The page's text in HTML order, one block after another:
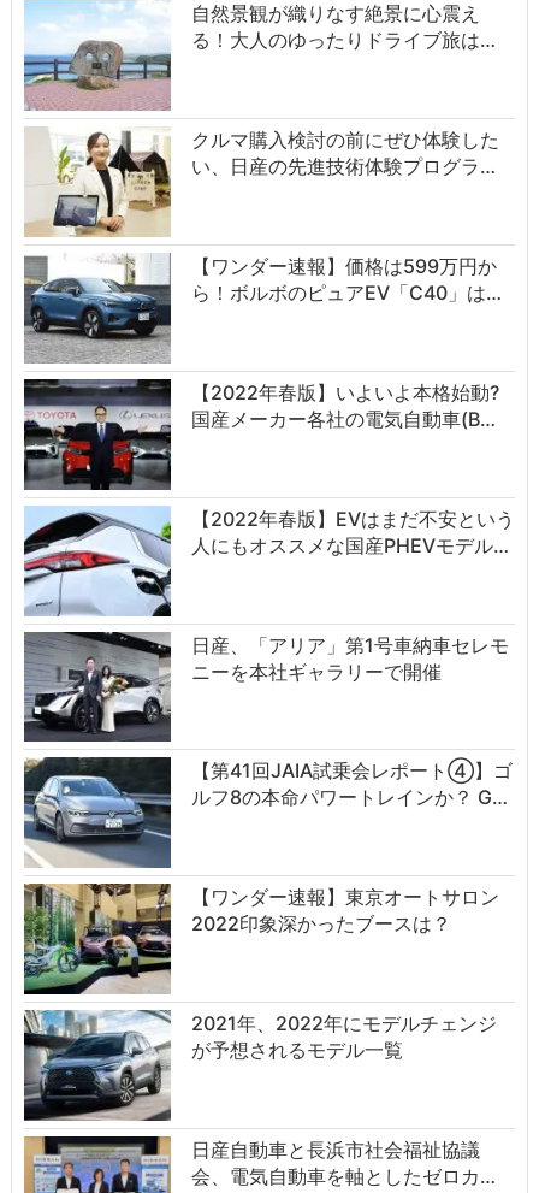
自然景観が織りなす絶景に心震え
る！大人のゆったりドライブ旅は…
クルマ購入検討の前にぜひ体験した
い、日産の先進技術体験プログラ…
【ワンダー速報】価格は599万円か
ら！ボルボのピュアEV「C40」は…
【2022年春版】いよいよ本格始動?
国産メーカー各社の電気自動車(B…
【2022年春版】EVはまだ不安という
人にもオススメな国産PHEVモデル…
日産、「アリア」第1号車納車セレモ
ニーを本社ギャラリーで開催
【第41回JAIA試乗会レポート④】ゴ
ルフ8の本命パワートレインか？ G…
【ワンダー速報】東京オートサロン
2022印象深かったブースは？
2021年、2022年にモデルチェンジ
が予想されるモデル一覧
日産自動車と長浜市社会福祉協議
会、電気自動車を軸としたゼロカ…